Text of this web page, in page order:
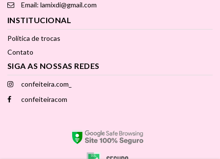
Email: lamixdi@gmail.com
INSTITUCIONAL
Política de trocas
Contato
SIGA AS NOSSAS REDES
confeiteira.com_
confeiteiracom